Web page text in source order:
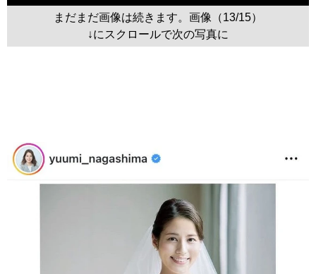
まだまだ画像は続きます。画像（13/15）
↓にスクロールで次の写真に